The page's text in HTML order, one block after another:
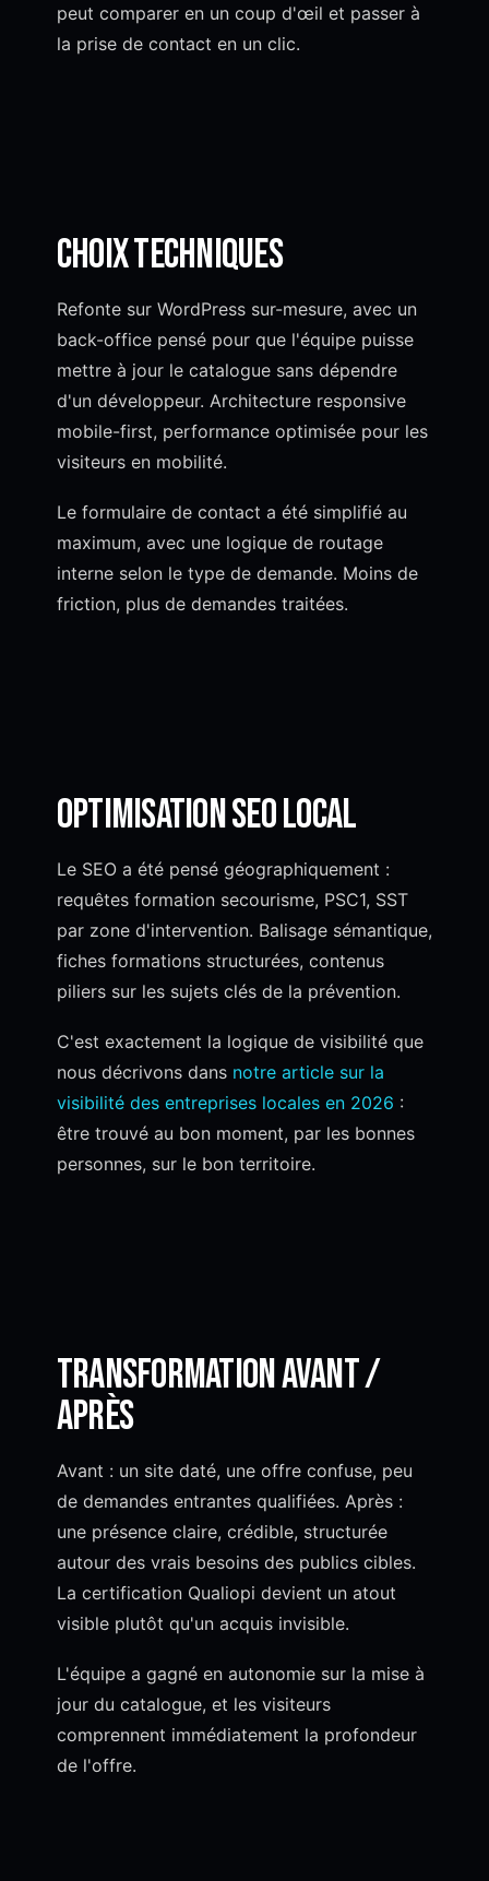
peut comparer en un coup d'œil et passer à
la prise de contact en un clic.
Choix techniques
Refonte sur WordPress sur-mesure, avec un
back-office pensé pour que l'équipe puisse
mettre à jour le catalogue sans dépendre
d'un développeur. Architecture responsive
mobile-first, performance optimisée pour les
visiteurs en mobilité.
Le formulaire de contact a été simplifié au
maximum, avec une logique de routage
interne selon le type de demande. Moins de
friction, plus de demandes traitées.
Optimisation SEO local
Le SEO a été pensé géographiquement :
requêtes formation secourisme, PSC1, SST
par zone d'intervention. Balisage sémantique,
fiches formations structurées, contenus
piliers sur les sujets clés de la prévention.
C'est exactement la logique de visibilité que
nous décrivons dans notre article sur la
visibilité des entreprises locales en 2026 :
être trouvé au bon moment, par les bonnes
personnes, sur le bon territoire.
Transformation avant /
après
Avant : un site daté, une offre confuse, peu
de demandes entrantes qualifiées. Après :
une présence claire, crédible, structurée
autour des vrais besoins des publics cibles.
La certification Qualiopi devient un atout
visible plutôt qu'un acquis invisible.
L'équipe a gagné en autonomie sur la mise à
jour du catalogue, et les visiteurs
comprennent immédiatement la profondeur
de l'offre.